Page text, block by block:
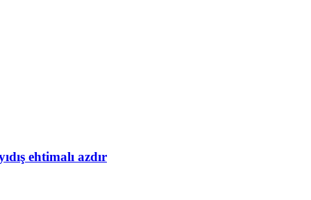
ehtimalı azdır